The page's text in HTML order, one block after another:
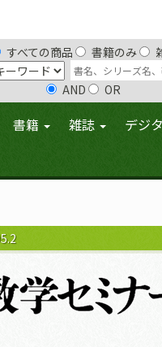
すべての商品 書籍のみ
AND OR
書籍 雑誌 デジ